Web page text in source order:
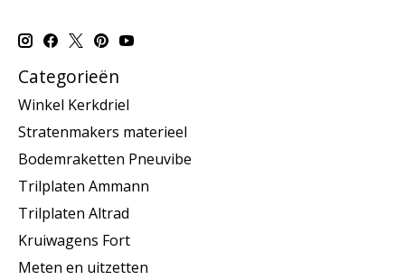
Categorieën
Winkel Kerkdriel
Stratenmakers materieel
Bodemraketten Pneuvibe
Trilplaten Ammann
Trilplaten Altrad
Kruiwagens Fort
Meten en uitzetten